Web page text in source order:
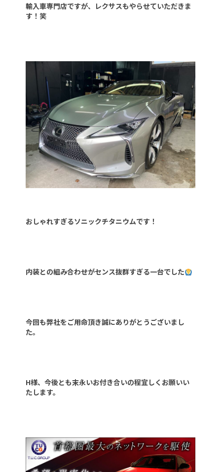
輸入車専門店ですが、レクサスもやらせていただきま
す！笑
おしゃれすぎるソニックチタニウムです！
内装との組み合わせがセンス抜群すぎる一台でした
今回も弊社をご用命頂き誠にありがとうございまし
た。
H様、今後とも末永いお付き合いの程宜しくお願いい
たします。